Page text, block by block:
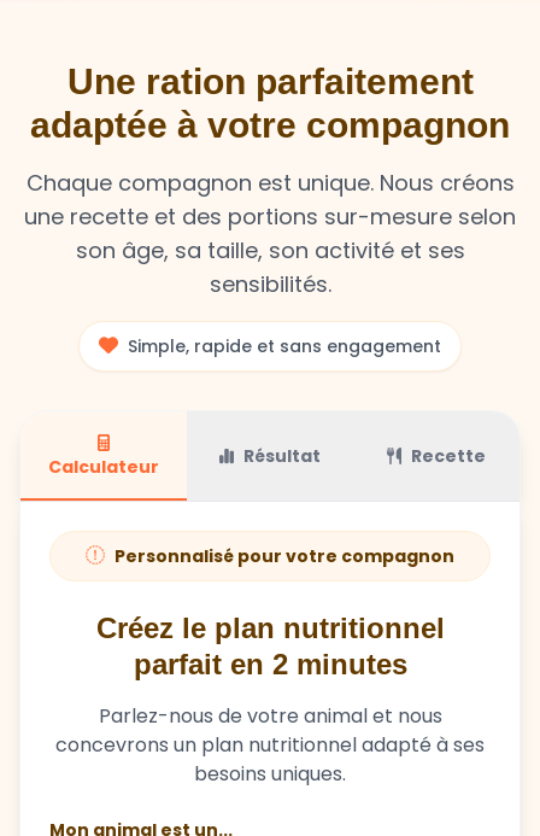
Une ration parfaitement
adaptée à votre compagnon
Chaque compagnon est unique. Nous créons
une recette et des portions sur-mesure selon
son âge, sa taille, son activité et ses
sensibilités.
Simple, rapide et sans engagement
Calculateur Résultat Recette
Personnalisé pour votre compagnon
Créez le plan nutritionnel
parfait en 2 minutes
Parlez-nous de votre animal et nous
concevrons un plan nutritionnel adapté à ses
besoins uniques.
Mon animal est un...